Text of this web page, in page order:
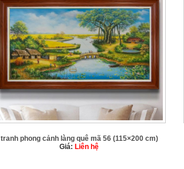
tranh phong cảnh làng quê mã 56 (115×200 cm)
Giá: Liên hệ